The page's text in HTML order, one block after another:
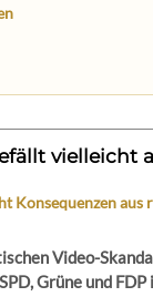
vielleicht
Konsequenzen aus
Video-
Grüne und